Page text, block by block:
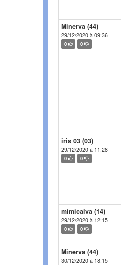
Minerva (44)
29/12/2020 à 09:36
0 0
iris 03 (03)
29/12/2020 à 11:28
0 0
mimicalva (14)
29/12/2020 à 12:15
0 0
Minerva (44)
30/12/2020 à 18:15